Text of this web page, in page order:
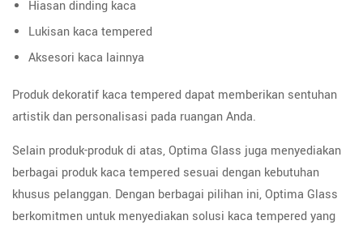
Hiasan dinding kaca
Lukisan kaca tempered
Aksesori kaca lainnya
Produk dekoratif kaca tempered dapat memberikan sentuhan
artistik dan personalisasi pada ruangan Anda.
Selain produk-produk di atas, Optima Glass juga menyediakan
berbagai produk kaca tempered sesuai dengan kebutuhan
khusus pelanggan. Dengan berbagai pilihan ini, Optima Glass
berkomitmen untuk menyediakan solusi kaca tempered yang